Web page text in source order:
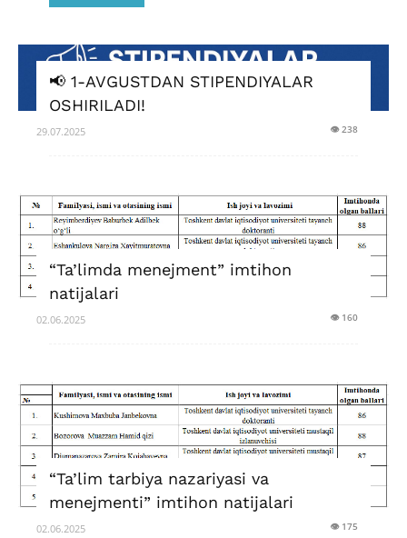
📢 1-AVGUSTDAN STIPENDIYALAR
OSHIRILADI!
29.07.2025 👁 238
“Ta’limda menejment” imtihon
natijalari
02.06.2025 👁 160
“Ta’lim tarbiya nazariyasi va
menejmenti” imtihon natijalari
02.06.2025 👁 175